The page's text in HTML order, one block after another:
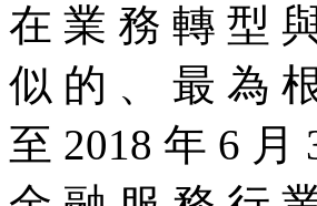
在 業 務 轉 型
似 的 、 最 為
至 2018 年 6 月